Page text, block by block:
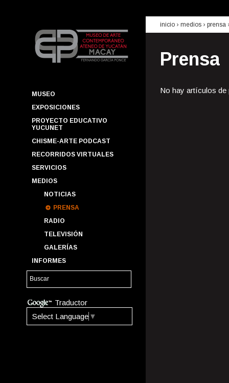
MUSEO
EXPOSICIONES
PROYECTO EDUCATIVO
YUCUNET
CHISME-ARTE PODCAST
RECORRIDOS VIRTUALES
SERVICIOS
MEDIOS
NOTICIAS
PRENSA
RADIO
TELEVISIÓN
GALERÍAS
INFORMES
Traductor
Select Language ▼
inicio › medios › prensa
Prensa
No hay artículos de